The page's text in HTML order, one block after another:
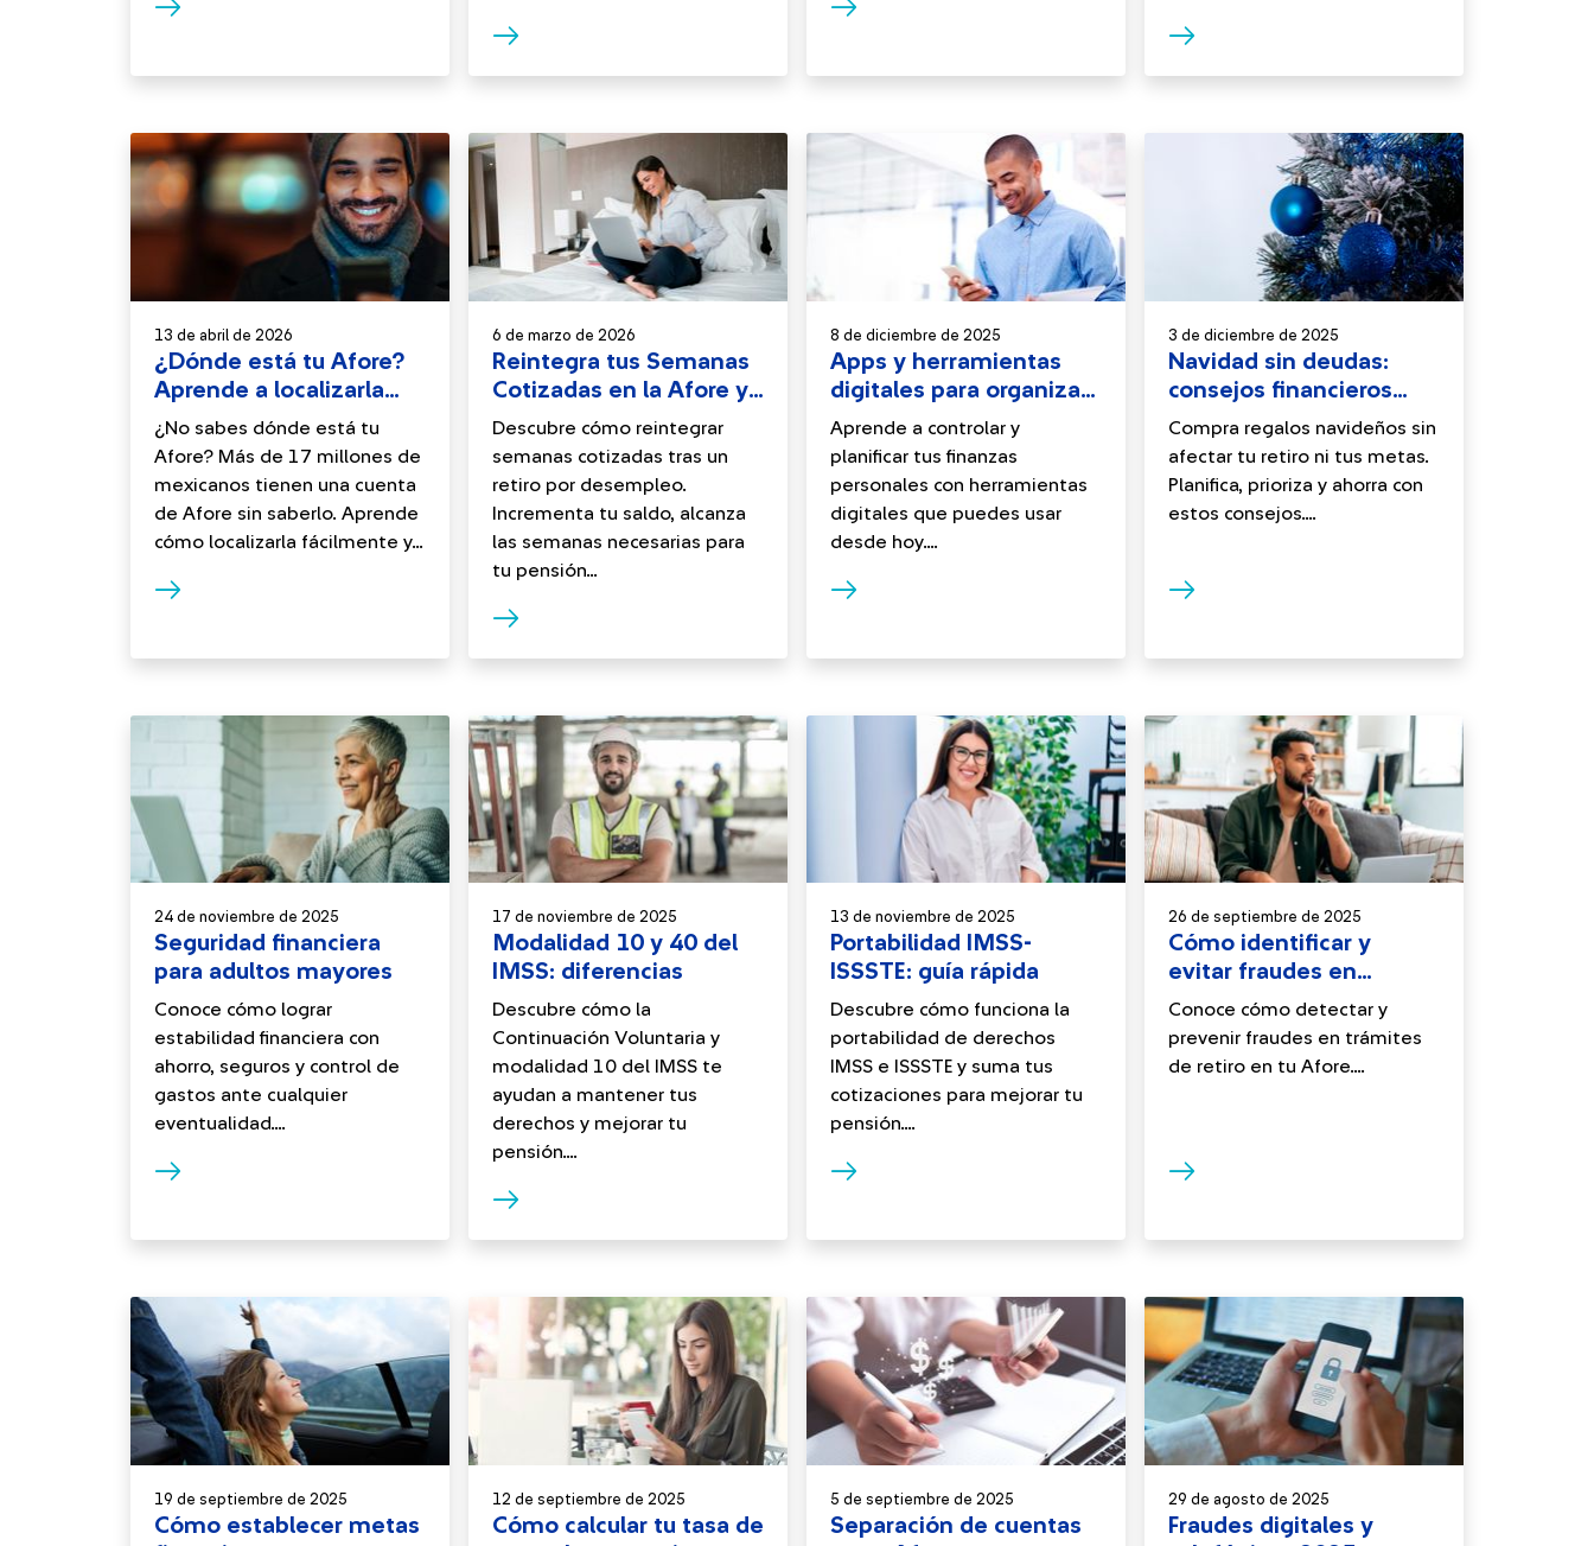
13 de abril de 2026
¿Dónde está tu Afore?
Aprende a localizarla
paso a paso
¿No sabes dónde está tu
Afore? Más de 17 millones de
mexicanos tienen una cuenta
de Afore sin saberlo. Aprende
cómo localizarla fácilmente y...
6 de marzo de 2026
Reintegra tus Semanas
Cotizadas en la Afore y
Asegura tu Pensión
Descubre cómo reintegrar
semanas cotizadas tras un
retiro por desempleo.
Incrementa tu saldo, alcanza
las semanas necesarias para
tu pensión...
8 de diciembre de 2025
Apps y herramientas
digitales para organizar
tus finanzas
Aprende a controlar y
planificar tus finanzas
personales con herramientas
digitales que puedes usar
desde hoy....
3 de diciembre de 2025
Navidad sin deudas:
consejos financieros
para regalar con
inteligencia
Compra regalos navideños sin
afectar tu retiro ni tus metas.
Planifica, prioriza y ahorra con
estos consejos....
24 de noviembre de 2025
Seguridad financiera
para adultos mayores
Conoce cómo lograr
estabilidad financiera con
ahorro, seguros y control de
gastos ante cualquier
eventualidad....
17 de noviembre de 2025
Modalidad 10 y 40 del
IMSS: diferencias
Descubre cómo la
Continuación Voluntaria y
modalidad 10 del IMSS te
ayudan a mantener tus
derechos y mejorar tu
pensión....
13 de noviembre de 2025
Portabilidad IMSS-
ISSSTE: guía rápida
Descubre cómo funciona la
portabilidad de derechos
IMSS e ISSSTE y suma tus
cotizaciones para mejorar tu
pensión....
26 de septiembre de 2025
Cómo identificar y
evitar fraudes en
trámites de retiro de
Afore
Conoce cómo detectar y
prevenir fraudes en trámites
de retiro en tu Afore....
19 de septiembre de 2025
Cómo establecer metas
12 de septiembre de 2025
Cómo calcular tu tasa de
5 de septiembre de 2025
Separación de cuentas
29 de agosto de 2025
Fraudes digitales y